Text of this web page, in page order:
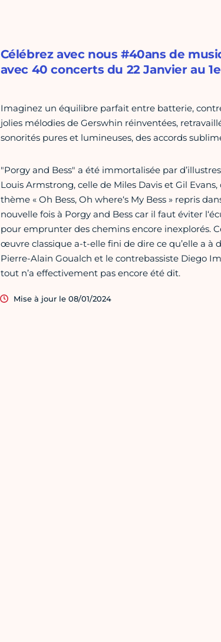
Célébrez avec nous #40ans de
avec 40 concerts du 22 Janvier au
Imaginez un équilibre parfait entre batterie,
jolies mélodies de Gerswhin réinventées,
sonorités pures et lumineuses, des accords
"Porgy and Bess" a été immortalisée par
Louis Armstrong, celle de Miles Davis et Gil
thème « Oh Bess, Oh where‘s My Bess » repris
nouvelle fois à Porgy and Bess car il faut éviter
pour emprunter des chemins encore inexplorés.
œuvre classique a-t-elle fini de dire ce qu’elle a à
Pierre-Alain Goualch et le contrebassiste Diego
tout n’a effectivement pas encore été dit.
Mise à jour le 08/01/2024